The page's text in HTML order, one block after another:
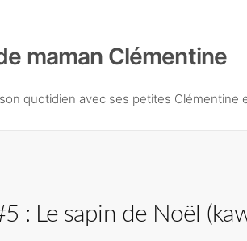
maman Clémentine
quotidien avec ses petites Clémentine
: Le sapin de Noël